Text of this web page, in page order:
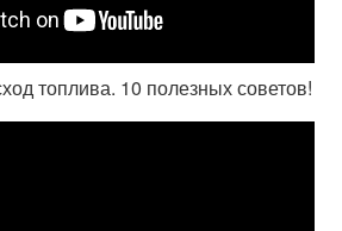
топлива. 10 полезных советов!